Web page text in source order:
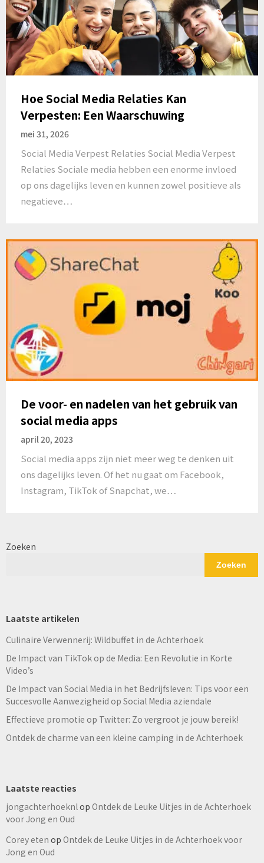
Hoe Social Media Relaties Kan
Verpesten: Een Waarschuwing
mei 31, 2026
Social Media Verpest Relaties Social Media Verpest
Relaties Sociale media hebben een enorme invloed
op ons dagelijks leven en kunnen zowel positieve als
negatieve…
De voor- en nadelen van het gebruik van
social media apps
april 20, 2023
Social media apps zijn niet meer weg te denken uit
ons dagelijks leven. Of het nu gaat om Facebook,
Instagram, TikTok of Snapchat, we…
Zoeken
Zoeken
Laatste artikelen
Culinaire Verwennerij: Wildbuffet in de Achterhoek
De Impact van TikTok op de Media: Een Revolutie in Korte
Video’s
De Impact van Social Media in het Bedrijfsleven: Tips voor een
Succesvolle Aanwezigheid op Social Media aziendale
Effectieve promotie op Twitter: Zo vergroot je jouw bereik!
Ontdek de charme van een kleine camping in de Achterhoek
Laatste reacties
jongachterhoeknlop Ontdek de Leuke Uitjes in de Achterhoek
voor Jong en Oud
Corey eten op Ontdek de Leuke Uitjes in de Achterhoek voor
Jong en Oud